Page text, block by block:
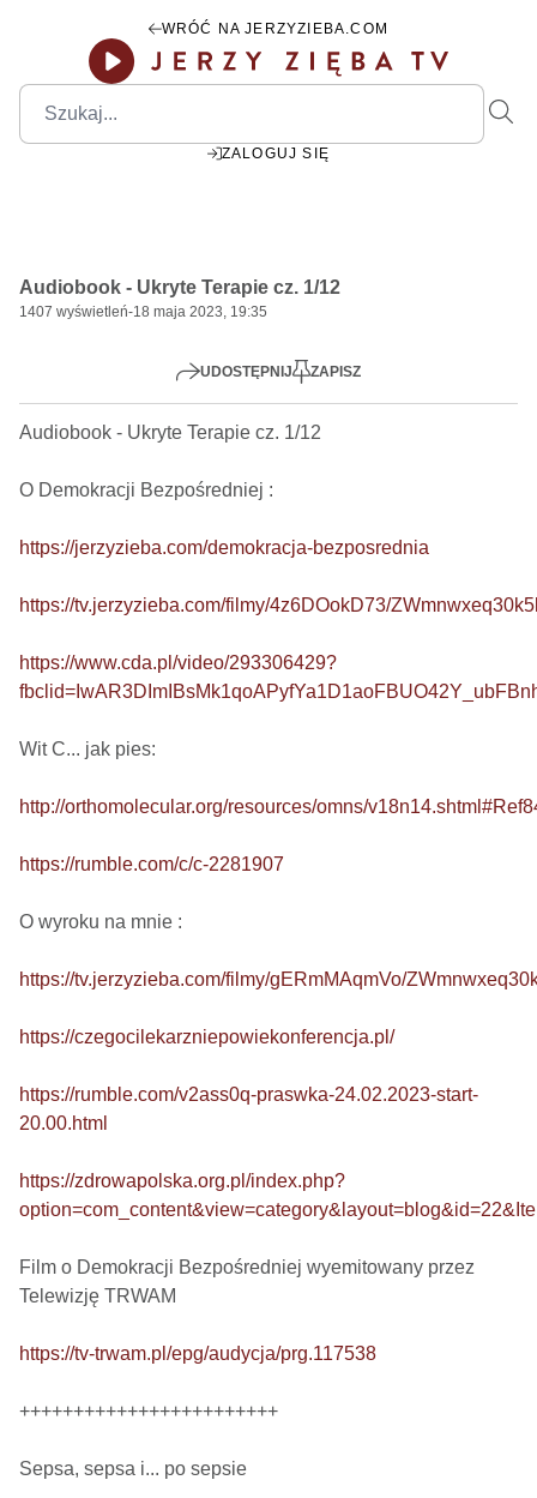
WRÓĆ NA JERZYZIEBA.COM
ZALOGUJ SIĘ
Play
Audiobook - Ukryte Terapie cz. 1/12
1407 wyświetleń-18 maja 2023, 19:35
UDOSTĘPNIJ ZAPISZ
Audiobook - Ukryte Terapie cz. 1/12
O Demokracji Bezpośredniej :
https://jerzyzieba.com/demokracja-bezposrednia
https://tv.jerzyzieba.com/filmy/4z6DOokD73/
https://www.cda.pl/video/293306429?
Wit C... jak pies:
http://orthomolecular.org/resources/omns/
https://rumble.com/c/c-2281907
O wyroku na mnie :
https://tv.jerzyzieba.com/filmy/gERmMAqmVo/
https://czegocilekarzniepowiekonferencja.pl/
https://rumble.com/v2ass0q-praswka-24.02.2023-start-
20.00.html
https://zdrowapolska.org.pl/index.php?
Film o Demokracji Bezpośredniej wyemitowany przez
Telewizję TRWAM
https://tv-trwam.pl/epg/audycja/prg.117538
++++++++++++++++++++++++
Sepsa, sepsa i... po sepsie